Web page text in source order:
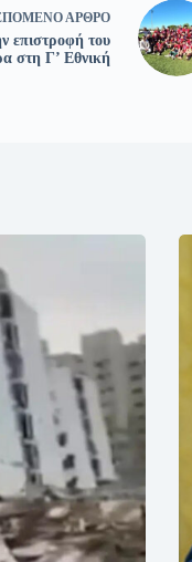
ΆΡΘΡΟ
επιστροφή του
στη Γ’ Εθνική